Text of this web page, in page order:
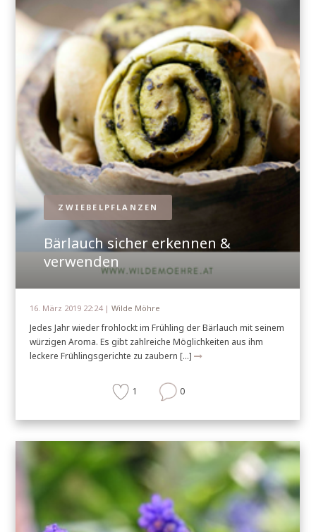
ZWIEBELPFLANZEN
Bärlauch sicher erkennen &
verwenden
16. März 2019 22:24 |Wilde Möhre
Jedes Jahr wieder frohlockt im Frühling der Bärlauch mit seinem
würzigen Aroma. Es gibt zahlreiche Möglichkeiten aus ihm
leckere Frühlingsgerichte zu zaubern […]
1 0